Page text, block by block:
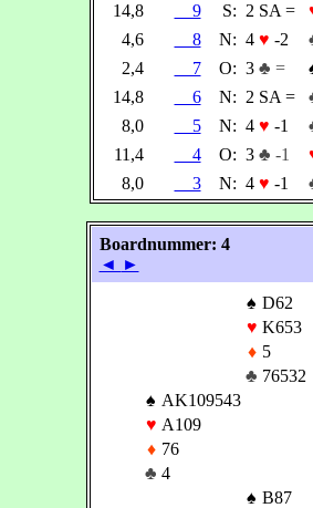
14,8
9 S: 2 SA =
4,6
8 N: 4 ♥ -2
2,4
7 O: 3 ♣ =
14,8
6 N: 2 SA =
8,0
5 N: 4 ♥ -1
11,4
4 O: 3 ♣ -1
8,0
3 N: 4 ♥ -1
Boardnummer: 4
◄ ►
♠ D62
♥ K653
♦ 5
♣ 76532
♠ AK109543
♥ A109
♦ 76
♣ 4
♠ B87